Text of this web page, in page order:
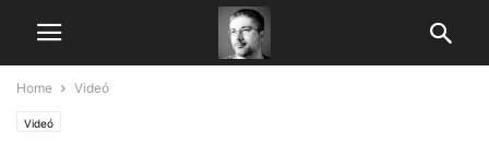
Home Videó
Videó